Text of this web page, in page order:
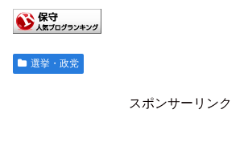
選挙・政党
スポンサーリンク